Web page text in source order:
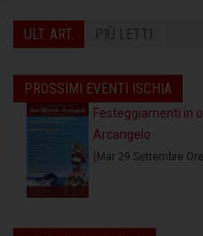
ULT. ART. PIÙ LETTI
PROSSIMI EVENTI ISCHIA
Festeggiamenti in
Arcangelo
(Mar 29 Settembre